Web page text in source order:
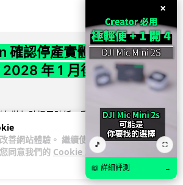
善網站體驗。 繼續使用
同意我們的 Cookie 政
確認停產實體光碟 包裝印
2028 年 1 月後不出光碟遊
包裝加貼提示貼紙，重申官方 7 月已公布
停產新遊戲實體光碟。分析師預期 PS6
×
🎵 ⛶
📖 詳細評測 →